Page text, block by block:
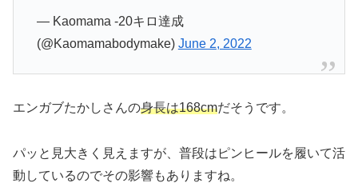
— Kaomama -20キロ達成
(@Kaomamabodymake) June 2, 2022
エンガブたかしさんの身長は168cmだそうです。
パッと見大きく見えますが、普段はピンヒールを履いて活
動しているのでその影響もありますね。